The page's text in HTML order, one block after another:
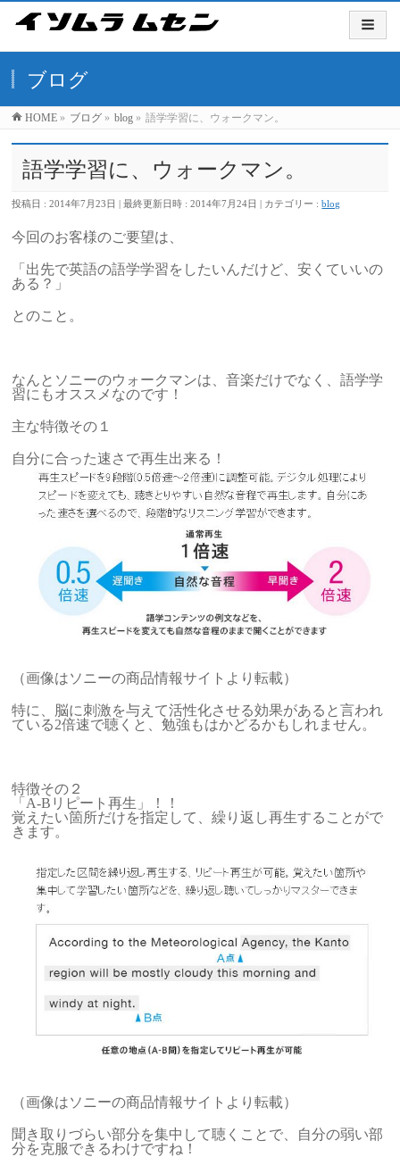
ブログ
HOME » ブログ » blog » 語学学習に、ウォークマン。
語学学習に、ウォークマン。
投稿日 : 2014年7月23日 最終更新日時 : 2014年7月24日 カテゴリー :blog
今回のお客様のご要望は、
「出先で英語の語学学習をしたいんだけど、安くていいの
ある？」
とのこと。
なんとソニーのウォークマンは、音楽だけでなく、語学学
習にもオススメなのです！
主な特徴その１
自分に合った速さで再生出来る！
（画像はソニーの商品情報サイトより転載）
特に、脳に刺激を与えて活性化させる効果があると言われ
ている2倍速で聴くと、勉強もはかどるかもしれません。
特徴その２
「A-Bリピート再生」！！
覚えたい箇所だけを指定して、繰り返し再生することがで
きます。
（画像はソニーの商品情報サイトより転載）
聞き取りづらい部分を集中して聴くことで、自分の弱い部
分を克服できるわけですね！